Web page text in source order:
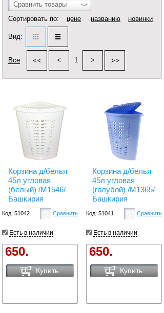
Сравнить товары
Сортировать по:
цене названию новинки
Вид:
Все 1
Корзина д/белья
45л угловая
(белый) /М1546/
Башкирия
Код: 51042 Сравнить
Есть в наличии
650.
Купить
Корзина д/белья
45л угловая
(голубой) /М1365/
Башкирия
Код: 51041 Сравнить
Есть в наличии
650.
Купить